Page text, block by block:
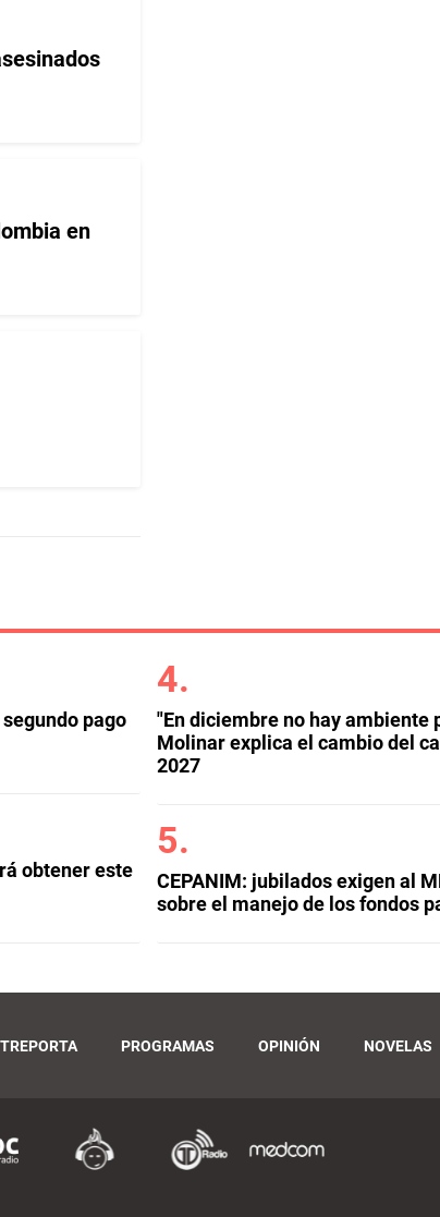
en
pago
obtener este
"En diciembre no hay ambiente
Molinar explica el cambio del
2027
CEPANIM: jubilados exigen al
sobre el manejo de los fondos
TREPORTA PROGRAMAS OPINIÓN NOVELAS